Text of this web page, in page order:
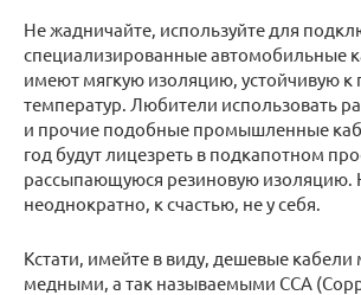
Не жадничайте, используйте для
специализированные автомобильные
имеют мягкую изоляцию, устойчивую к
температур. Любители использовать
и прочие подобные промышленные
год будут лицезреть в подкапотном
рассыпающуюся резиновую изоляцию.
неоднократно, к счастью, не у себя.
Кстати, имейте в виду, дешевые кабели
медными, а так называемыми CCA